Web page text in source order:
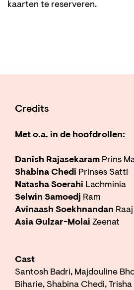
kaarten te reserveren.
Credits
Met o.a. in de hoofdrollen:
Danish Rajasekaram Prins
Shabina Chedi Prinses Satti
Natasha Soerahi Lachminia
Selwin Samoedj Ram
Avinaash Soekhnandan Raaj
Asia Gulzar-Molai Zeenat
Cast
Santosh Badri, Majdouline
Biharie, Shabina Chedi, Trisha